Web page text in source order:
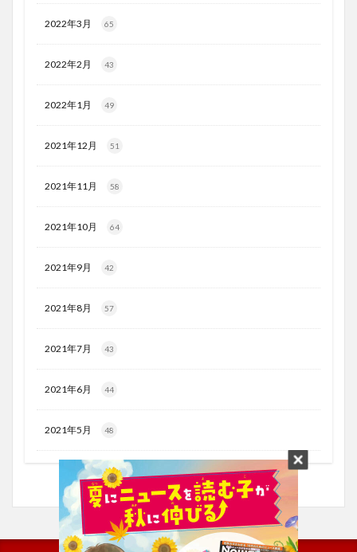
2022年3月 65
2022年2月 43
2022年1月 49
2021年12月 51
2021年11月 58
2021年10月 64
2021年9月 42
2021年8月 57
2021年7月 43
2021年6月 44
2021年5月 48